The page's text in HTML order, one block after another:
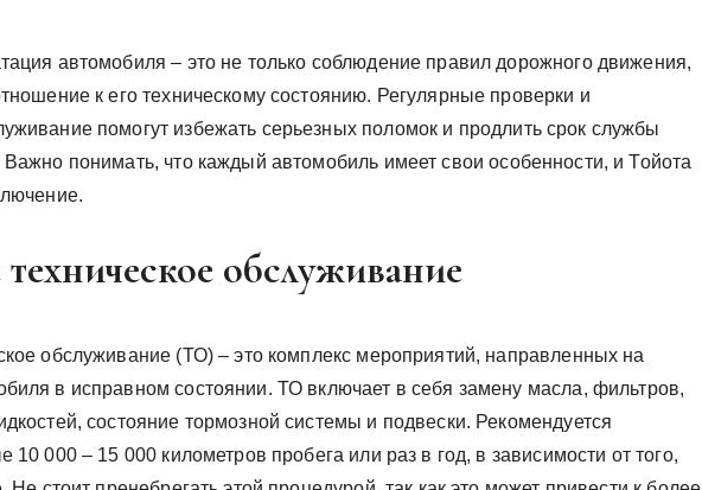
автомобиля – это не только соблюдение правил дорожного движения,
к его техническому состоянию. Регулярные проверки и
помогут избежать серьезных поломок и продлить срок службы
понимать, что каждый автомобиль имеет свои особенности, и Тойота
техническое обслуживание
обслуживание (ТО) – это комплекс мероприятий, направленных на
в исправном состоянии. ТО включает в себя замену масла, фильтров,
состояние тормозной системы и подвески. Рекомендуется
10 000 – 15 000 километров пробега или раз в год, в зависимости от того,